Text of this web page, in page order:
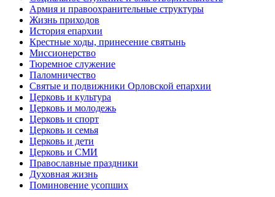
Армия и правоохранительные структуры
Жизнь приходов
История епархии
Крестные ходы, принесение святынь
Миссионерство
Тюремное служение
Паломничество
Святые и подвижники Орловской епархии
Церковь и культура
Церковь и молодежь
Церковь и спорт
Церковь и семья
Церковь и дети
Церковь и СМИ
Православные праздники
Духовная жизнь
Поминовение усопших